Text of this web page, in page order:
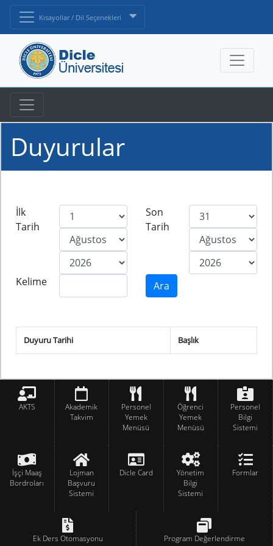
Kısayollar / Dil Seçenekleri
Duyurular
İlk
Tarih
Son
Tarih
Kelime
Duyuru Tarihi Başlık
AKTS
Akademik
Takvim
Personel
Yemek
Menüsü
Öğrenci
Yemek
Menüsü
Personel
Bilgi
Sistemi
İşçi Maaş
Bordroları
Lojman
Başvuru
Sistemi
Dicle Card
Yönetim
Bilgi
Sistemi
Formlar
Ek Ders Otomasyonu Program Değerlendirme